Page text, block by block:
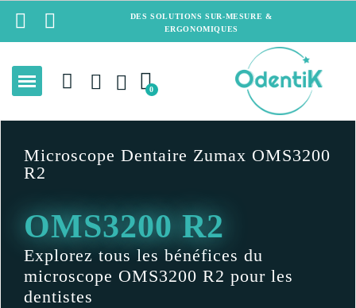
DES SOLUTIONS SUR-MESURE &
ERGONOMIQUES
Microscope Dentaire Zumax OMS3200
R2
Explorez tous les bénéfices du
microscope OMS3200 R2 pour les
dentistes
OMS3200 R2